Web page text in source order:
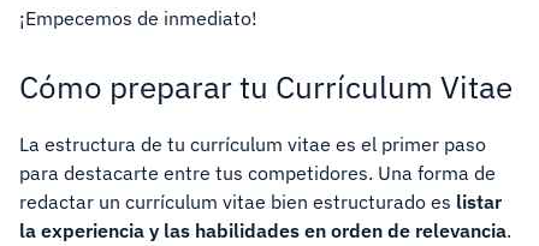
¡Empecemos de inmediato!
Cómo preparar tu Currículum Vitae
La estructura de tu currículum vitae es el primer paso
para destacarte entre tus competidores. Una forma de
redactar un currículum vitae bien estructurado es listar
la experiencia y las habilidades en orden de relevancia.